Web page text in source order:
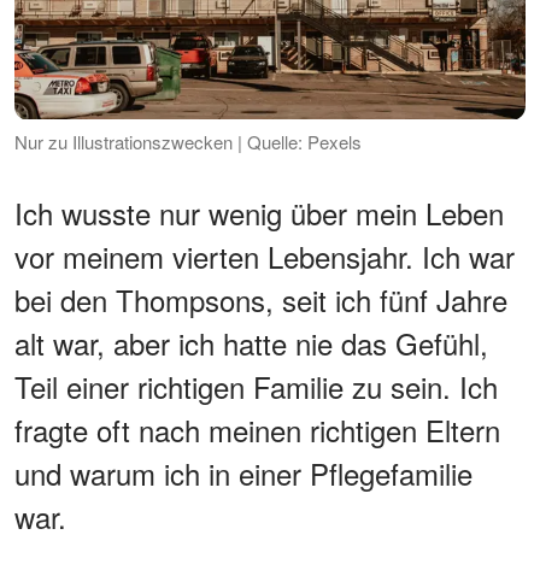
Nur zu Illustrationszwecken | Quelle: Pexels
Ich wusste nur wenig über mein Leben
vor meinem vierten Lebensjahr. Ich war
bei den Thompsons, seit ich fünf Jahre
alt war, aber ich hatte nie das Gefühl,
Teil einer richtigen Familie zu sein. Ich
fragte oft nach meinen richtigen Eltern
und warum ich in einer Pflegefamilie
war.